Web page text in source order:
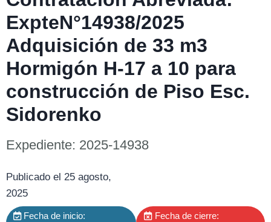
ExpteN°14938/2025
Adquisición de 33 m3
Hormigón H-17 a 10 para
construcción de Piso Esc.
Sidorenko
Expediente: 2025-14938
Publicado el 25 agosto,
2025
Fecha de inicio:
Fecha de cierre: